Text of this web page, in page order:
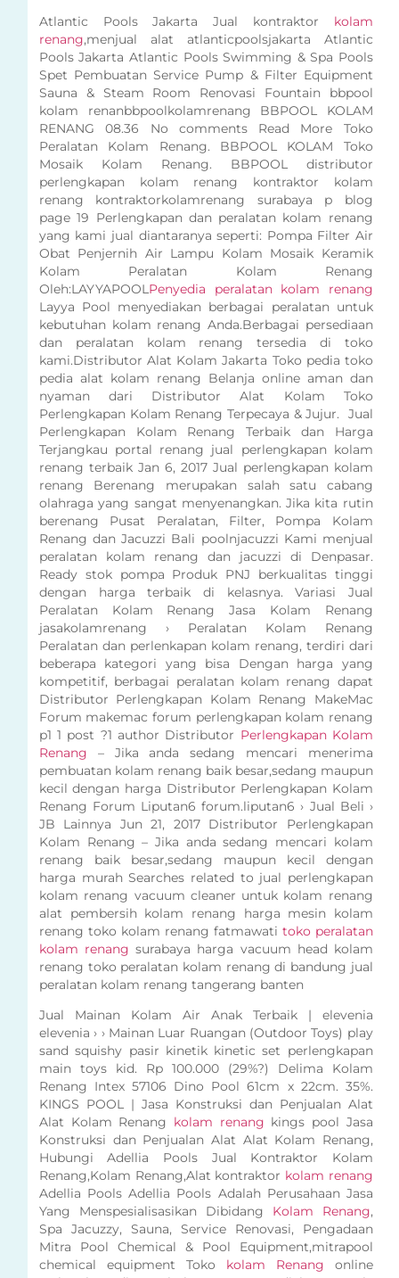
Atlantic Pools Jakarta Jual kontraktor kolam
renang,menjual alat atlanticpoolsjakarta Atlantic
Pools Jakarta Atlantic Pools Swimming & Spa Pools
Spet Pembuatan Service Pump & Filter Equipment
Sauna & Steam Room Renovasi Fountain bbpool
kolam renanbbpoolkolamrenang BBPOOL KOLAM
RENANG 08.36 No comments Read More Toko
Peralatan Kolam Renang. BBPOOL KOLAM Toko
Mosaik Kolam Renang. BBPOOL distributor
perlengkapan kolam renang kontraktor kolam
renang kontraktorkolamrenang surabaya p blog
page 19 Perlengkapan dan peralatan kolam renang
yang kami jual diantaranya seperti: Pompa Filter Air
Obat Penjernih Air Lampu Kolam Mosaik Keramik
Kolam Peralatan Kolam Renang
Oleh:LAYYAPOOLPenyedia peralatan kolam renang
Layya Pool menyediakan berbagai peralatan untuk
kebutuhan kolam renang Anda.Berbagai persediaan
dan peralatan kolam renang tersedia di toko
kami.Distributor Alat Kolam Jakarta Toko pedia toko
pedia alat kolam renang Belanja online aman dan
nyaman dari Distributor Alat Kolam Toko
Perlengkapan Kolam Renang Terpecaya & Jujur. Jual
Perlengkapan Kolam Renang Terbaik dan Harga
Terjangkau portal renang jual perlengkapan kolam
renang terbaik Jan 6, 2017 Jual perlengkapan kolam
renang Berenang merupakan salah satu cabang
olahraga yang sangat menyenangkan. Jika kita rutin
berenang Pusat Peralatan, Filter, Pompa Kolam
Renang dan Jacuzzi Bali poolnjacuzzi Kami menjual
peralatan kolam renang dan jacuzzi di Denpasar.
Ready stok pompa Produk PNJ berkualitas tinggi
dengan harga terbaik di kelasnya. Variasi Jual
Peralatan Kolam Renang Jasa Kolam Renang
jasakolamrenang › Peralatan Kolam Renang
Peralatan dan perlenkapan kolam renang, terdiri dari
beberapa kategori yang bisa Dengan harga yang
kompetitif, berbagai peralatan kolam renang dapat
Distributor Perlengkapan Kolam Renang MakeMac
Forum makemac forum perlengkapan kolam renang
p1 1 post ?1 author Distributor Perlengkapan Kolam
Renang – Jika anda sedang mencari menerima
pembuatan kolam renang baik besar,sedang maupun
kecil dengan harga Distributor Perlengkapan Kolam
Renang Forum Liputan6 forum.liputan6 › Jual Beli ›
JB Lainnya Jun 21, 2017 Distributor Perlengkapan
Kolam Renang – Jika anda sedang mencari kolam
renang baik besar,sedang maupun kecil dengan
harga murah Searches related to jual perlengkapan
kolam renang vacuum cleaner untuk kolam renang
alat pembersih kolam renang harga mesin kolam
renang toko kolam renang fatmawati toko peralatan
kolam renang surabaya harga vacuum head kolam
renang toko peralatan kolam renang di bandung jual
peralatan kolam renang tangerang banten
Jual Mainan Kolam Air Anak Terbaik | elevenia
elevenia › › Mainan Luar Ruangan (Outdoor Toys) play
sand squishy pasir kinetik kinetic set perlengkapan
main toys kid. Rp 100.000 (29%?) Delima Kolam
Renang Intex 57106 Dino Pool 61cm x 22cm. 35%.
KINGS POOL | Jasa Konstruksi dan Penjualan Alat
Alat Kolam Renang kolam renang kings pool Jasa
Konstruksi dan Penjualan Alat Alat Kolam Renang,
Hubungi Adellia Pools Jual Kontraktor Kolam
Renang,Kolam Renang,Alat kontraktor kolam renang
Adellia Pools Adellia Pools Adalah Perusahaan Jasa
Yang Menspesialisasikan Dibidang Kolam Renang,
Spa Jacuzzy, Sauna, Service Renovasi, Pengadaan
Mitra Pool Chemical & Pool Equipment,mitrapool
chemical equipment Toko kolam Renang online